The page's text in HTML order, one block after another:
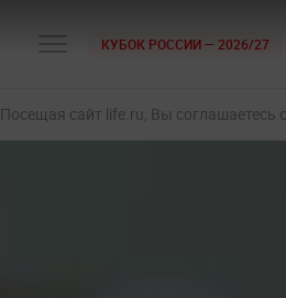
КУБОК РОССИИ — 2026/27
Посещая сайт life.ru, Вы соглашаетесь